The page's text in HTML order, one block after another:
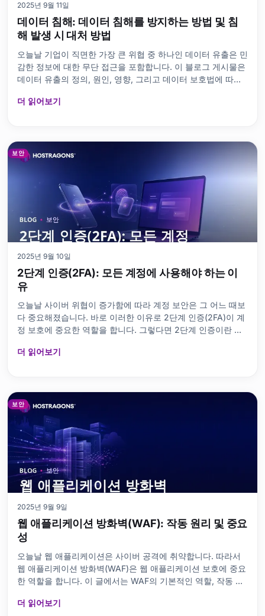
2025년 9월 11일
데이터 침해: 데이터 침해를 방지하는 방법 및 침
해 발생 시 대처 방법
오늘날 기업이 직면한 가장 큰 위협 중 하나인 데이터 유출은 민
감한 정보에 대한 무단 접근을 포함합니다. 이 블로그 게시물은
데이터 유출의 정의, 원인, 영향, 그리고 데이터 보호법에 따라
에 대한 사전 예방 조치, 잠재적 유출 발생 시 취해야 할 조치,
은 이 분야에 대한 인식을 제고하고 있습니다. 따라서 데이터 유
출 방지를 위해서는 지속적인 경계와 적절한 전략 실행이 매우
더 읽어보기
보안
2025년 9월 10일
2단계 인증(2FA): 모든 계정에 사용해야 하는 이
유
오늘날 사이버 위협이 증가함에 따라 계정 보안은 그 어느 때보
다 중요해졌습니다. 바로 이러한 이유로 2단계 인증(2FA)이 계
정 보호에 중요한 역할을 합니다. 그렇다면 2단계 인증이란 무
서는 2단계 인증의 정의, 작동 방식, 장단점, 널리 사용되는 방
다. 이 중요한 보안 계층을 활용하여 계정을 안전하게 보호하세
요. 2단계 인증이란 무엇인가요? 콘텐츠 맵 비녀장 2단계 인증
이란 무엇인가요
더 읽어보기
보안
2025년 9월 9일
웹 애플리케이션 방화벽(WAF): 작동 원리 및 중요
성
오늘날 웹 애플리케이션은 사이버 공격에 취약합니다. 따라서
웹 애플리케이션 방화벽(WAF)은 웹 애플리케이션 보호에 중요
한 역할을 합니다. 이 글에서는 WAF의 기본적인 역할, 작동 원
려해야 할 사항, 설치 단계, 그리고 성능에 미치는 영향에 대해
더 읽어보기